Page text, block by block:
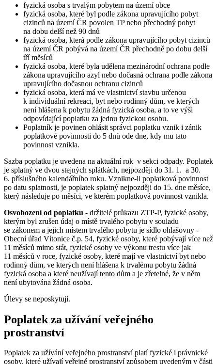
fyzická osoba s trvalým pobytem na území obce
fyzická osoba, které byl podle zákona upravujícího pobyt
cizinců na území ČR povolen TP nebo přechodný pobyt
na dobu delší než 90 dnů
fyzická osoba, která podle zákona upravujícího pobyt cizinců
na území ČR pobývá na území ČR přechodně po dobu delší
tří měsíců
fyzická osoba, které byla udělena mezinárodní ochrana podle
zákona upravujícího azyl nebo dočasná ochrana podle zákona
upravujícího dočasnou ochranu cizinců
fyzická osoba, která má ve vlastnictví stavbu určenou
k individuální rekreaci, byt nebo rodinný dům, ve kterých
není hlášena k pobytu žádná fyzická osoba, a to ve výši
odpovídající poplatku za jednu fyzickou osobu.
Poplatník je povinen ohlásit správci poplatku vznik i zánik
poplatkové povinnosti do 5 dnů ode dne, kdy mu tato
povinnost vznikla.
Sazba poplatku je uvedena na aktuální rok v sekci odpady. Poplatek
je splatný ve dvou stejných splátkách, nejpozději do 31. 1. a 30.
6. příslušného kalendářního roku. Vznikne-li poplatková povinnost
po datu splatnosti, je poplatek splatný nejpozději do 15. dne měsíce,
který následuje po měsíci, ve kterém poplatková povinnost vznikla.
Osvobození od poplatku - držitelé průkazu ZTP-P, fyzické osoby,
kterým byl zrušen údaj o místě trvalého pobytu v souladu
se zákonem a jejich místem trvalého pobytu je sídlo ohlašovny -
Obecní úřad Vítonice č.p. 54, fyzické osoby, které pobývají více než
11 měsíců mimo stát, fyzické osoby ve výkonu trestu více jak
11 měsíců v roce, fyzické osoby, které mají ve vlastnictví byt nebo
rodinný dům, ve kterých není hlášena k trvalému pobytu žádná
fyzická osoba a které neužívají tento dům a je zřetelné, že v něm
není ubytována žádná osoba.
Úlevy se neposkytují.
Poplatek za užívání veřejného
prostranství
Poplatek za užívání veřejného prostranství platí fyzické i právnické
osoby, které užívají veřejné prostranství způsobem uvedeným v části